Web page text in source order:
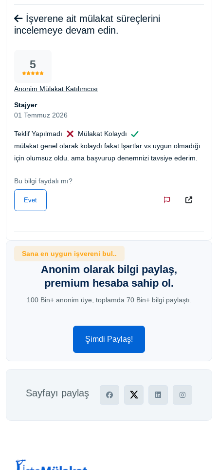
İşverene ait mülakat süreçlerini
incelemeye devam edin.
5
Anonim Mülakat Katılımcısı
Stajyer
01 Temmuz 2026
Teklif Yapılmadı
Mülakat Kolaydı
mülakat genel olarak kolaydı fakat lşartlar vs uygun olmadığı
için olumsuz oldu. ama başvurup denemnizi tavsiye ederim.
Bu bilgi faydalı mı?
Evet
Sana en uygun işvereni bul..
Anonim olarak bilgi paylaş,
premium hesaba sahip ol.
100 Bin+ anonim üye, toplamda 70 Bin+ bilgi paylaştı.
Şimdi Paylaş!
Sayfayı paylaş